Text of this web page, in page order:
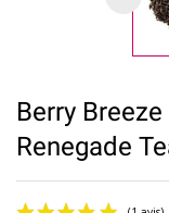
Berry
Renegade